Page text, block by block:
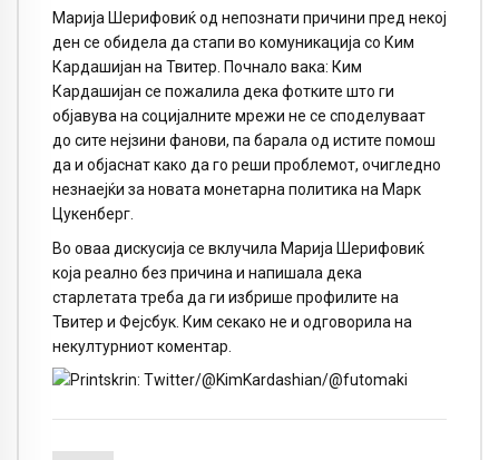
Марија Шерифовиќ од непознати причини пред некој
ден се обидела да стапи во комуникација со Ким
Кардашијан на Твитер. Почнало вака: Ким
Кардашијан се пожалила дека фотките што ги
објавува на социјалните мрежи не се споделуваат
до сите нејзини фанови, па барала од истите помош
да и објаснат како да го реши проблемот, очигледно
незнаејќи за новата монетарна политика на Марк
Цукенберг.
Во оваа дискусија се вклучила Марија Шерифовиќ
која реално без причина и напишала дека
старлетата треба да ги избрише профилите на
Твитер и Фејсбук. Ким секако не и одговорила на
некултурниот коментар.